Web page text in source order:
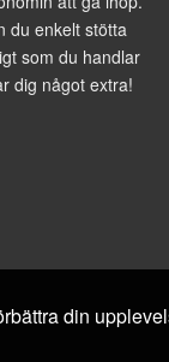
du enkelt stötta
som du handlar
dig något extra!
din